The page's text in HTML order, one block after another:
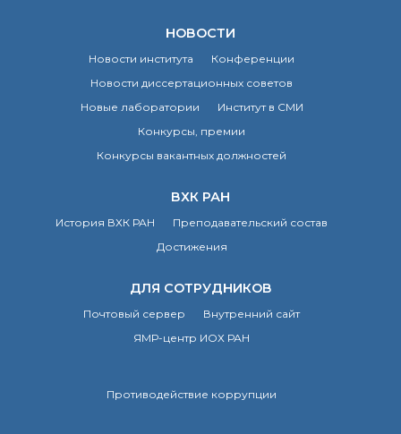
НОВОСТИ
Новости института
Конференции
Новости диссертационных советов
Новые лаборатории
Институт в СМИ
Конкурсы, премии
Конкурсы вакантных должностей
ВХК РАН
История ВХК РАН
Преподавательский состав
Достижения
ДЛЯ СОТРУДНИКОВ
Почтовый сервер
Внутренний сайт
ЯМР-центр ИОХ РАН
Противодействие коррупции